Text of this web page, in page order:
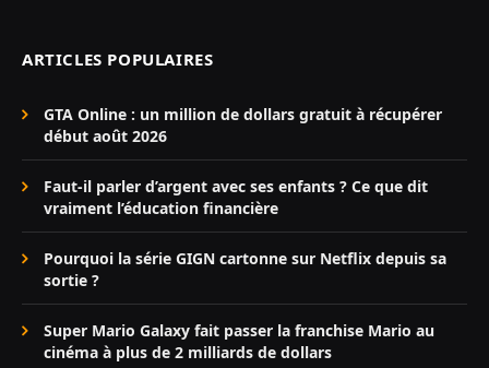
ARTICLES POPULAIRES
GTA Online : un million de dollars gratuit à récupérer
début août 2026
Faut-il parler d’argent avec ses enfants ? Ce que dit
vraiment l’éducation financière
Pourquoi la série GIGN cartonne sur Netflix depuis sa
sortie ?
Super Mario Galaxy fait passer la franchise Mario au
cinéma à plus de 2 milliards de dollars